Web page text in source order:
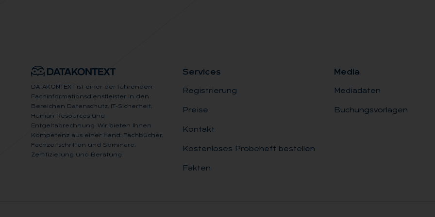
DATAKONTEXT ist einer der führenden
Fachinformationsdienstleister in den
Bereichen Datenschutz, IT-Sicherheit,
Human Resources und
Entgeltabrechnung. Wir bieten Ihnen
Kompetenz aus einer Hand: Fachbücher,
Fachzeitschriften und Seminare,
Zertifizierung und Beratung.
Ser­vices
Registrierung
Preise
Kontakt
Kostenloses Probeheft bestellen
Fakten
Me­dia
Mediadaten
Buchungsvorlagen